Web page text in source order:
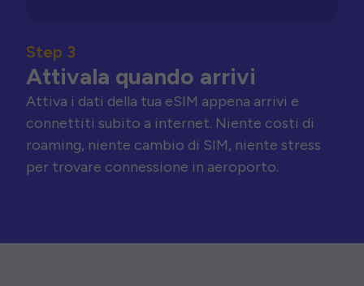
Step 3
Attivala quando arrivi
Attiva i dati della tua eSIM appena arrivi e
connettiti subito a internet. Niente costi di
roaming, niente cambio di SIM, niente stress
per trovare connessione in aeroporto.